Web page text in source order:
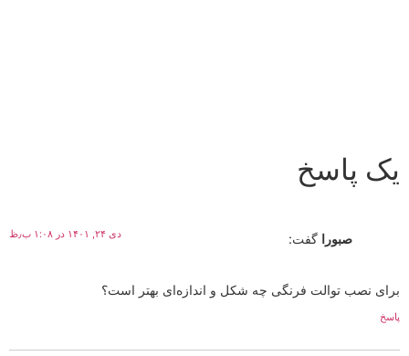
یک پاسخ
صبورا گفت: دی ۲۴, ۱۴۰۱ در ۱:۰۸ ب٫ظ
برای نصب توالت فرنگی چه شکل و اندازه‌ای بهتر است؟
پاسخ